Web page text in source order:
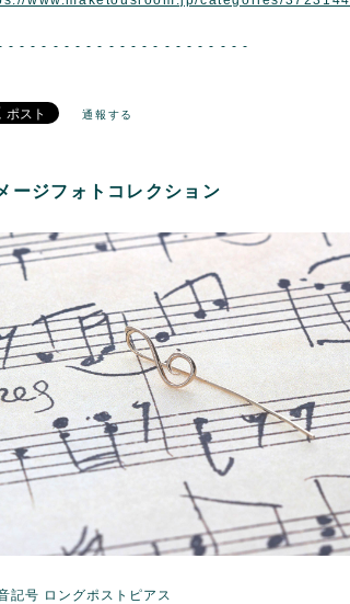
- - - - - - - - - - - - - - - - - - - - - -
通報する
ージフォトコレクション
記号 ロングポストピアス